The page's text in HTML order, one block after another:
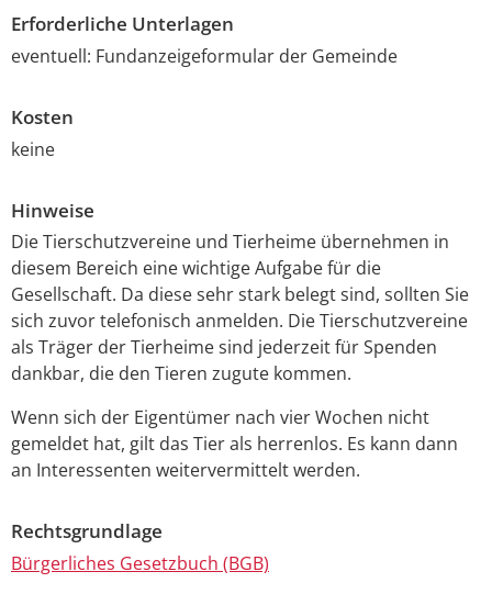
Erforderliche Unterlagen
eventuell: Fundanzeigeformular der Gemeinde
Kosten
keine
Hinweise
Die Tierschutzvereine und Tierheime übernehmen in
diesem Bereich eine wichtige Aufgabe für die
Gesellschaft. Da diese sehr stark belegt sind, sollten Sie
sich zuvor telefonisch anmelden. Die Tierschutzvereine
als Träger der Tierheime sind jederzeit für Spenden
dankbar, die den Tieren zugute kommen.
Wenn sich der Eigentümer nach vier Wochen nicht
gemeldet hat, gilt das Tier als herrenlos. Es kann dann
an Interessenten weitervermittelt werden.
Rechtsgrundlage
Bürgerliches Gesetzbuch (BGB)